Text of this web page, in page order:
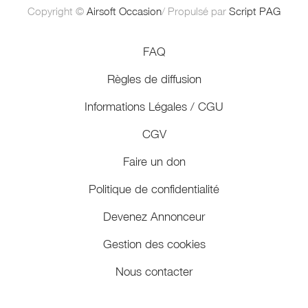
Copyright © Airsoft Occasion/ Propulsé par Script PAG
FAQ
Règles de diffusion
Informations Légales / CGU
CGV
Faire un don
Politique de confidentialité
Devenez Annonceur
Gestion des cookies
Nous contacter